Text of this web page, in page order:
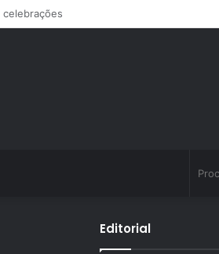
modelo de assinatura fitness
Editorial